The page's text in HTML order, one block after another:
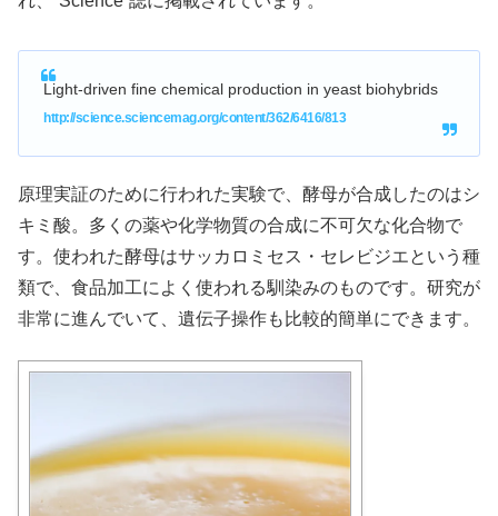
Light-driven fine chemical production in yeast biohybrids
http://science.sciencemag.org/content/362/6416/813
原理実証のために行われた実験で、酵母が合成したのはシ
キミ酸。多くの薬や化学物質の合成に不可欠な化合物で
す。使われた酵母はサッカロミセス・セレビジエという種
類で、食品加工によく使われる馴染みのものです。研究が
非常に進んでいて、遺伝子操作も比較的簡単にできます。